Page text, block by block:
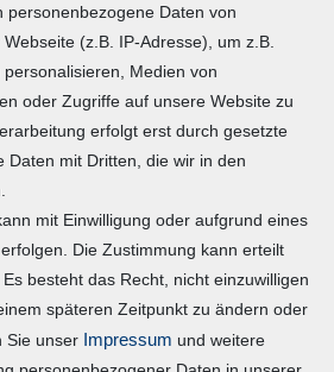
personenbezogene Daten von
(z.B. IP-Adresse), um z.B.
Medien von
oder Zugriffe auf unsere Website zu
erfolgt erst durch gesetzte
Daten mit Dritten, die wir in den
mit Einwilligung oder aufgrund eines
Die Zustimmung kann erteilt
besteht das Recht, nicht einzuwilligen
späteren Zeitpunkt zu ändern oder
Sie unser Impressum und weitere